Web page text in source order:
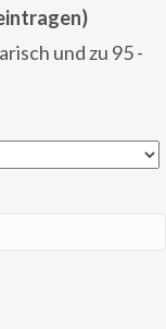
und zu 95 -